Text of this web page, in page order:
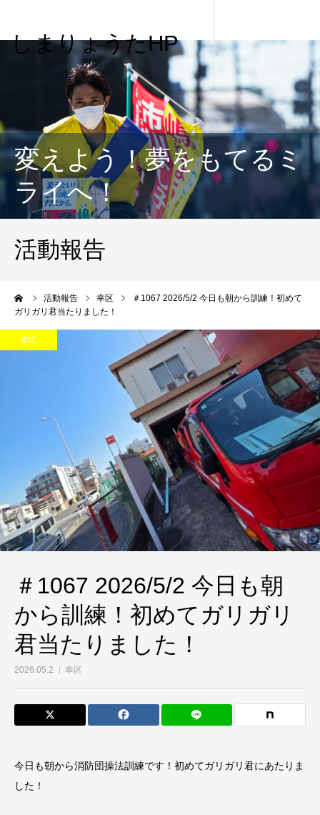
しまりょうたHP
変えよう！夢をもてるミ
ライへ！
活動報告
活動報告 幸区
＃1067 2026/5/2 今日も朝から訓練！初めて
ガリガリ君当たりました！
幸区
＃1067 2026/5/2 今日も朝
から訓練！初めてガリガリ
君当たりました！
2026.05.2 幸区
今日も朝から消防団操法訓練です！初めてガリガリ君にあたりま
した！